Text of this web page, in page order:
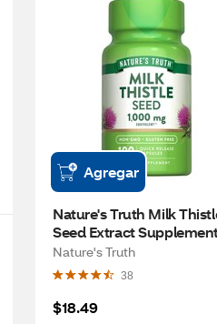
Agregar
Nature's Truth Milk
Seed Extract
1,000 mg, 100 CT
Nature's Truth
38
$18.49